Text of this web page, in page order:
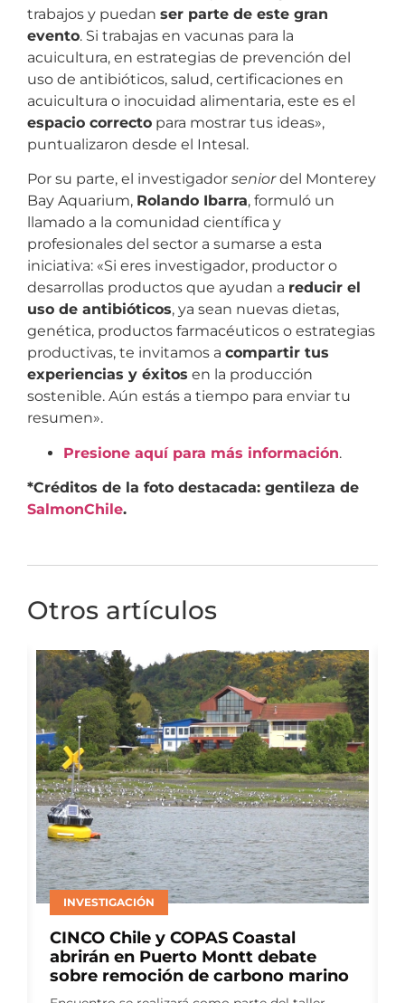
trabajos y puedan ser parte de este gran
evento. Si trabajas en vacunas para la
acuicultura, en estrategias de prevención del
uso de antibióticos, salud, certificaciones en
acuicultura o inocuidad alimentaria, este es el
espacio correcto para mostrar tus ideas»,
puntualizaron desde el Intesal.
Por su parte, el investigador seniordel Monterey
Bay Aquarium, Rolando Ibarra, formuló un
llamado a la comunidad científica y
profesionales del sector a sumarse a esta
iniciativa: «Si eres investigador, productor o
desarrollas productos que ayudan a reducir el
uso de antibióticos, ya sean nuevas dietas,
genética, productos farmacéuticos o estrategias
productivas, te invitamos a compartir tus
experiencias y éxitos en la producción
sostenible. Aún estás a tiempo para enviar tu
resumen».
Presione aquí para más información.
*Créditos de la foto destacada: gentileza de
SalmonChile.
Otros artículos
INVESTIGACIÓN
CINCO Chile y COPAS Coastal
abrirán en Puerto Montt debate
sobre remoción de carbono marino